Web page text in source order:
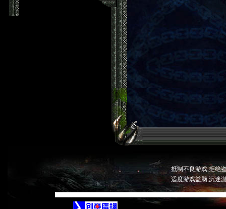
抵制不良游戏,拒绝
适度游戏益脑,沉迷